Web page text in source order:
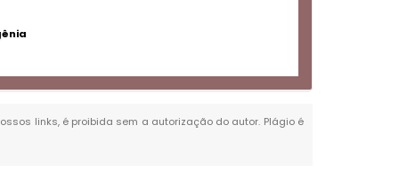
links, é proibida sem a autorização do autor. Plágio é